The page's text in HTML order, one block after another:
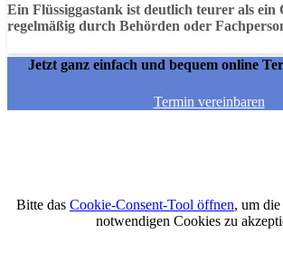
Ein Flüssiggastank ist deutlich teurer als ein
regelmäßig durch Behörden oder
Jetzt ganz einfach und bequem online
Termin vereinbaren
Bitte das Cookie-Consent-Tool öffnen, um
notwendigen Cookies zu